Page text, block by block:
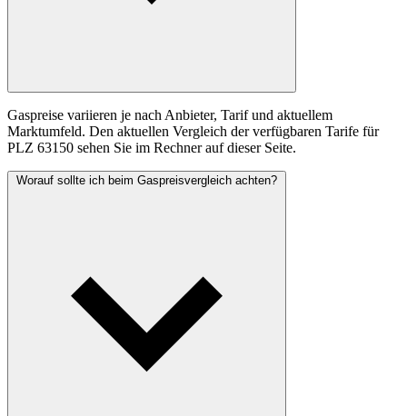
Gaspreise variieren je nach Anbieter, Tarif und aktuellem
Marktumfeld. Den aktuellen Vergleich der verfügbaren Tarife für
PLZ 63150 sehen Sie im Rechner auf dieser Seite.
Worauf sollte ich beim Gaspreisvergleich achten?